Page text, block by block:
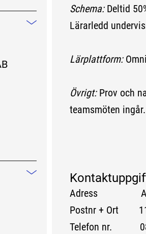
Mindre information
Mindre information
Schema:Deltid
Lärarledd
Lärplattform:
Övrigt: Prov och
teamsmöten ingår.
Adress ABF-
Postnr + Ort
Telefon nr. 08-